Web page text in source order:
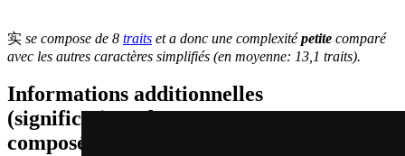
实 se compose de 8 traits et a donc une complexitépetite comparé
avec les autres caractères simplifiés (en moyenne: 13,1 traits).
Informations additionnelles
(significations de composants, mots
composés etc.)